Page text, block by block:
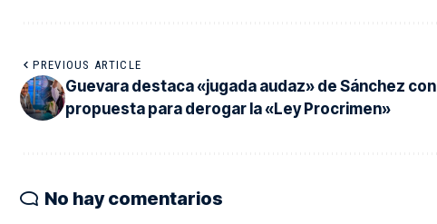
PREVIOUS ARTICLE
Guevara destaca «jugada audaz» de Sánchez con
propuesta para derogar la «Ley Procrimen»
No hay comentarios